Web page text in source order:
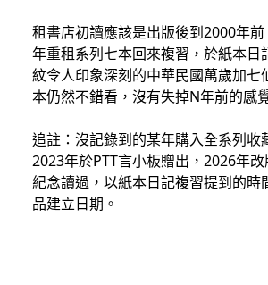
租書店初讀應該是出版後到2000年
年重租系列七本回來複習，於紙本日
紋令人印象深刻的中華民國萬歲加七
本仍然不錯看，沒有失掉N年前的感
追註：沒記錄到的某年購入全系列收
2023年於PTT言小板贈出，2026年
紀念讀過，以紙本日記複習提到的時
品建立日期。